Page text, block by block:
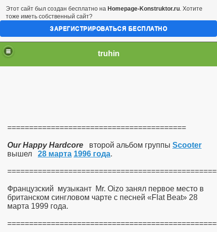
truhin
=========================================
Our Happy Hardcore второй альбом группы Scooter
вышел 28 марта 1996 года.
Французский музыкант Mr. Oizo занял первое место в
британском сингловом чарте с песней «Flat Beat» 28
марта 1999 года.
Этот сайт был создан бесплатно на Homepage-Konstruktor.ru. Хотите
тоже иметь собственный сайт?
ЗАРЕГИСТРИРОВАТЬСЯ БЕСПЛАТНО